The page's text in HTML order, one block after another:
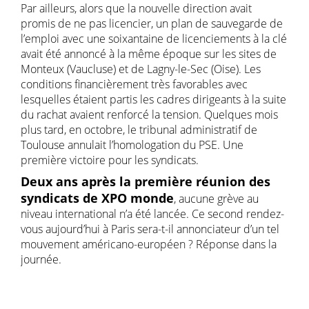
Par ailleurs, alors que la nouvelle direction avait
promis de ne pas licencier, un plan de sauvegarde de
l’emploi avec une soixantaine de licenciements à la clé
avait été annoncé à la même époque sur les sites de
Monteux (Vaucluse) et de Lagny-le-Sec (Oise). Les
conditions financièrement très favorables avec
lesquelles étaient partis les cadres dirigeants à la suite
du rachat avaient renforcé la tension. Quelques mois
plus tard, en octobre, le tribunal administratif de
Toulouse annulait l’homologation du PSE. Une
première victoire pour les syndicats.
Deux ans après la première réunion des
syndicats de XPO monde, aucune grève au
niveau international n’a été lancée. Ce second rendez-
vous aujourd’hui à Paris sera-t-il annonciateur d’un tel
mouvement américano-européen ? Réponse dans la
journée.